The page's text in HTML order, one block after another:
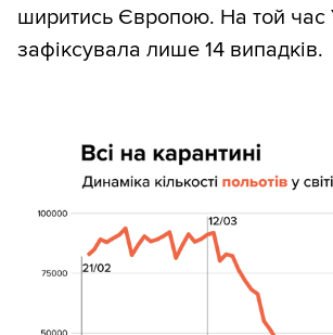
ширитись Європою. На той час
зафіксувала лише 14 випадків.